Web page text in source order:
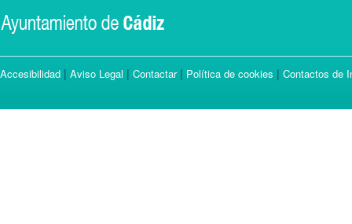
Accesibilidad | Aviso Legal | Contactar| Política de cookies | Contactos de